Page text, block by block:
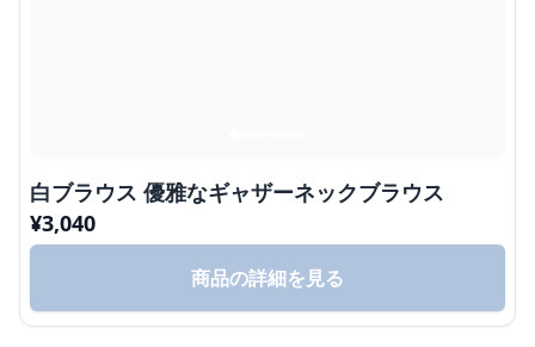
白ブラウス 優雅なギャザーネックブラウス
¥3,040
商品の詳細を見る